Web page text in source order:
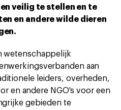
veilig te stellen en te
en andere wilde dieren
wetenschappelijk
aan
leiders, overheden,
en andere NGO's voor een
gebieden te